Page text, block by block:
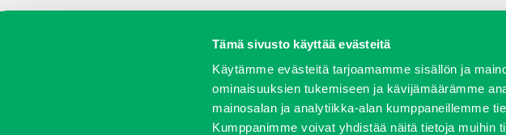
Tämä sivusto käyttää evästeitä
Käytämme evästeitä tarjoamamme sisällön ja
ominaisuuksien tukemiseen ja kävijämäärämme
mainosalan ja analytiikka-alan kumppaneillemme
Kumppanimme voivat yhdistää näitä tietoja muihin
Vaihtokoneet Kalusteet Huolto ja varaosat